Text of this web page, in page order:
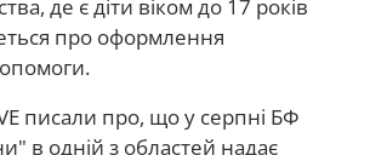
де є діти віком до 17 років
про оформлення
писали про, що у серпні БФ
в одній з областей надає